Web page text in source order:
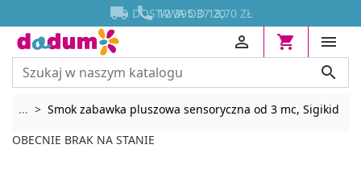
 12 395 37 20
 DOSTAWA OD 13,70 ZŁ






... Rozwiń breadcrumbs
Smok zabawka pluszowa sensoryczna od 3 mc, Sigikid
OBECNIE BRAK NA STANIE